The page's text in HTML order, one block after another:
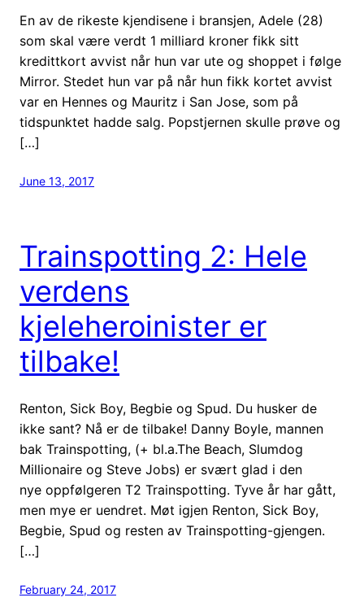
En av de rikeste kjendisene i bransjen, Adele (28)
som skal være verdt 1 milliard kroner fikk sitt
kredittkort avvist når hun var ute og shoppet i følge
Mirror. Stedet hun var på når hun fikk kortet avvist
var en Hennes og Mauritz i San Jose, som på
tidspunktet hadde salg. Popstjernen skulle prøve og
[…]
June 13, 2017
Trainspotting 2: Hele
verdens
kjeleheroinister er
tilbake!
Renton, Sick Boy, Begbie og Spud. Du husker de
ikke sant? Nå er de tilbake! Danny Boyle, mannen
bak Trainspotting, (+ bl.a.The Beach, Slumdog
Millionaire og Steve Jobs) er svært glad i den
nye oppfølgeren T2 Trainspotting. Tyve år har gått,
men mye er uendret. Møt igjen Renton, Sick Boy,
Begbie, Spud og resten av Trainspotting-gjengen.
[…]
February 24, 2017